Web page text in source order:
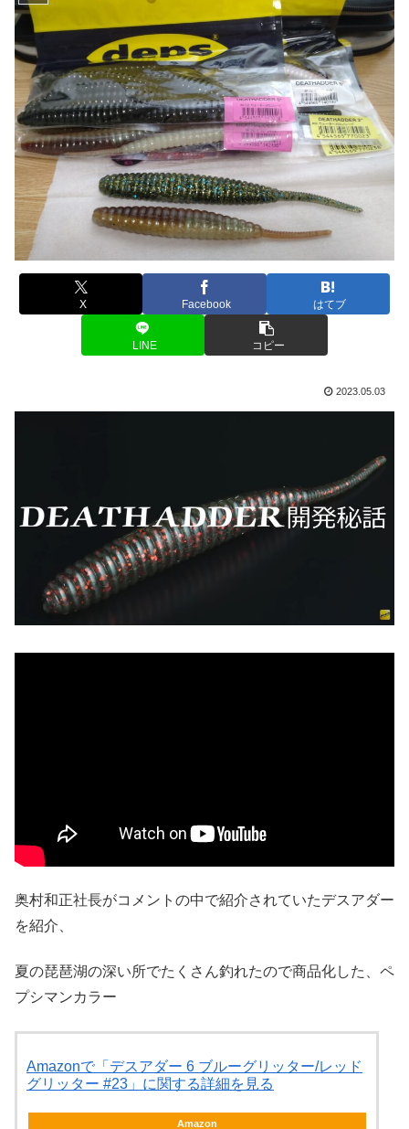
X Facebook はてブ
LINE コピー
2023.05.03
奥村和正社長がコメントの中で紹介されていたデスアダー
を紹介、
夏の琵琶湖の深い所でたくさん釣れたので商品化した、ペ
プシマンカラー
Amazonで「デスアダー 6 ブルーグリッター/レッド
グリッター #23」に関する詳細を見る
Amazon